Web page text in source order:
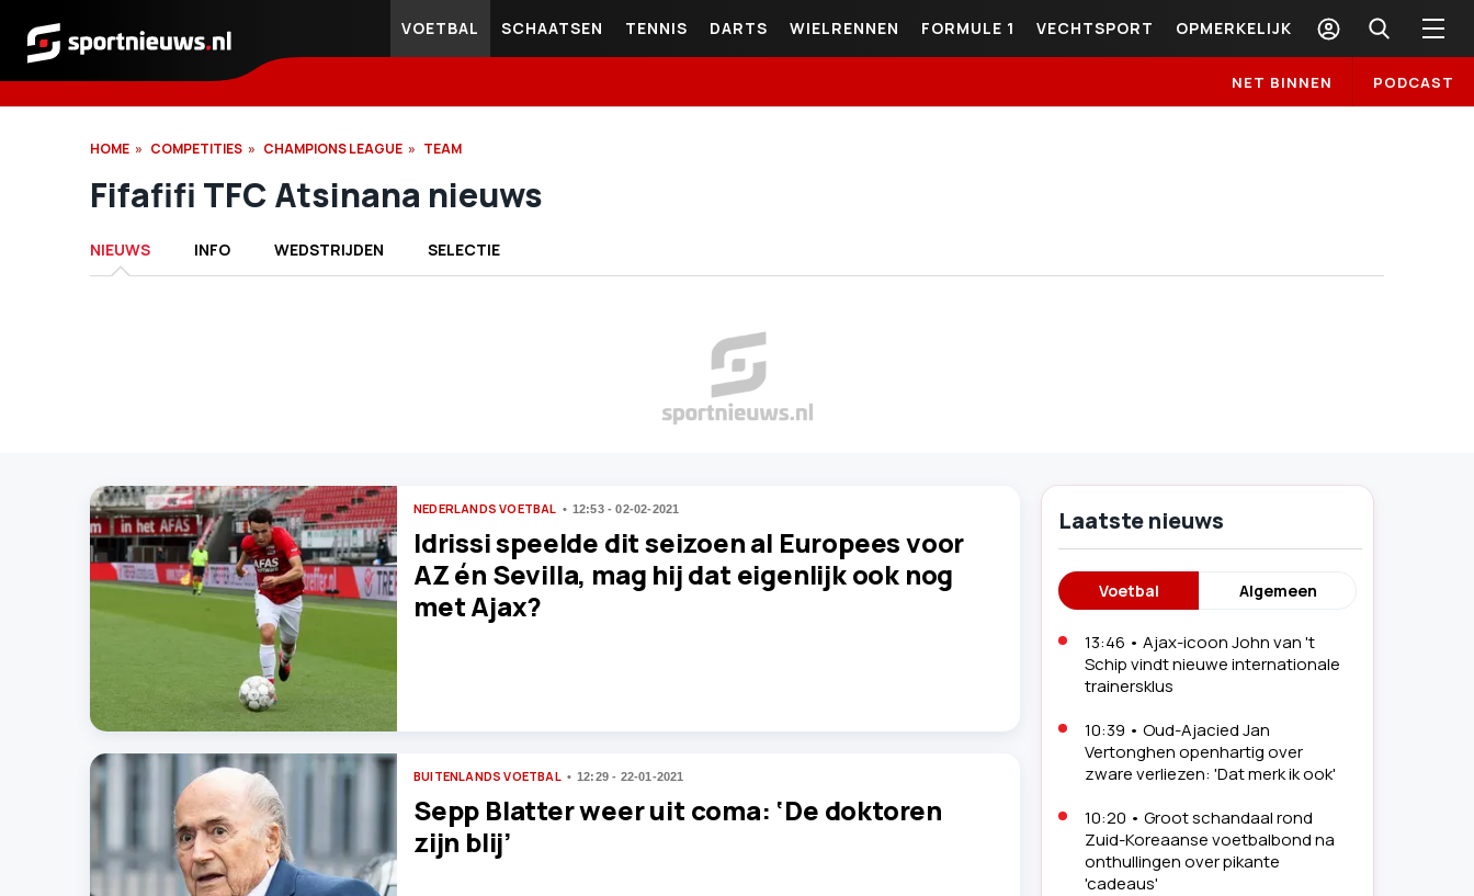
Sportnieuws.nl
VOETBAL SCHAATSEN TENNIS DARTS WIELRENNEN FORMULE 1 VECHTSPORT OPMERKELIJK
NET BINNEN PODCAST
HOME COMPETITIES CHAMPIONS LEAGUE TEAM
Fifafifi TFC Atsinana nieuws
NIEUWS INFO WEDSTRIJDEN SELECTIE
NEDERLANDS VOETBAL 12:53 - 02-02-2021
Idrissi speelde dit seizoen al Europees voor
AZ én Sevilla, mag hij dat eigenlijk ook nog
met Ajax?
BUITENLANDS VOETBAL 12:29 - 22-01-2021
Sepp Blatter weer uit coma: ‘De doktoren
zijn blij’
Laatste nieuws
Voetbal Algemeen
13:46 • Ajax-icoon John van 't
Schip vindt nieuwe internationale
trainersklus
10:39 • Oud-Ajacied Jan
Vertonghen openhartig over
zware verliezen: 'Dat merk ik ook'
10:20 • Groot schandaal rond
Zuid-Koreaanse voetbalbond na
onthullingen over pikante
'cadeaus'